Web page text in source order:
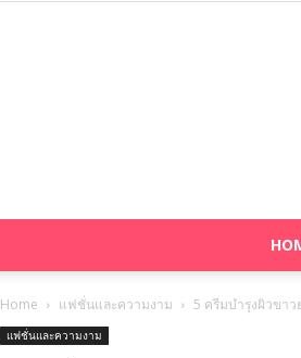
Home แฟชั่นและความงาม 5 ครีมบำรุงผิวขา
แฟชั่นและความงาม